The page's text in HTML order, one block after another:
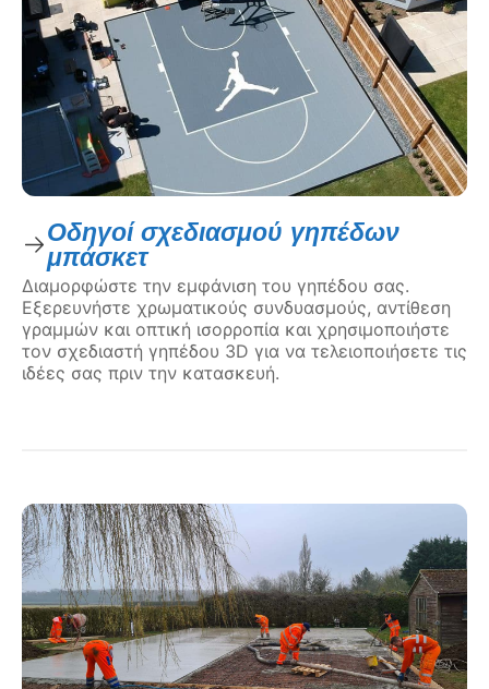
Οδηγοί σχεδιασμού γηπέδων
μπάσκετ
Διαμορφώστε την εμφάνιση του γηπέδου σας.
Εξερευνήστε χρωματικούς συνδυασμούς, αντίθεση
γραμμών και οπτική ισορροπία και χρησιμοποιήστε
τον σχεδιαστή γηπέδου 3D για να τελειοποιήσετε τις
ιδέες σας πριν την κατασκευή.